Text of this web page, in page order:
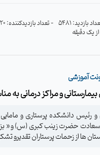
بازدید: 5481
- تعداد بازدیدکننده: 420
یک دقیقه
آموزشی
بیمارستانی و مراکز درمانی به
رئیس دانشکده پرستاری و
سعادت حضرت زینب کبری (س) و «
ها از زحمات پرستاران تقدیرو